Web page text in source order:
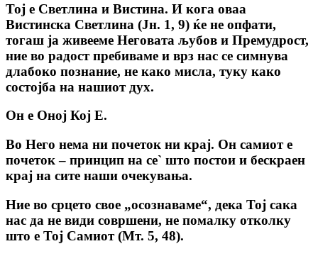
Тој е Светлина и Вистина. И кога оваа
Вистинска Светлина (Јн. 1, 9) ќе не опфати,
тогаш ја живееме Неговата љубов и Премудрост,
ние во радост пребиваме и врз нас се симнува
длабоко познание, не како мисла, туку како
состојба на нашиот дух.
Он е Оној Кој Е.
Во Него нема ни почеток ни крај. Он самиот е
почеток – принцип на се` што постои и бескраен
крај на сите наши очекувања.
Ние во срцето свое „осознаваме“, дека Тој сака
нас да не види совршени, не помалку отколку
што е Тој Самиот (Мт. 5, 48).